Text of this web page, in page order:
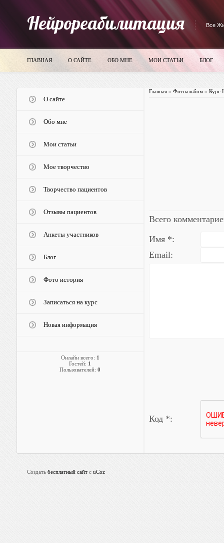
Нейрореабилитация Все
ГЛАВНАЯ О САЙТЕ ОБО МНЕ МОИ СТАТЬИ БЛОГ
О сайте
Обо мне
Мои статьи
Мое творчество
Творчество пациентов
Отзывы пациентов
Анкеты участников
Блог
Фото история
Записаться на курс
Новая информация
Онлайн всего: 1
Гостей: 1
Пользователей: 0
Главная» Фотоальбом» Курс
Всего
Имя *:
Email:
Код *:
Создать бесплатный сайт с uCoz